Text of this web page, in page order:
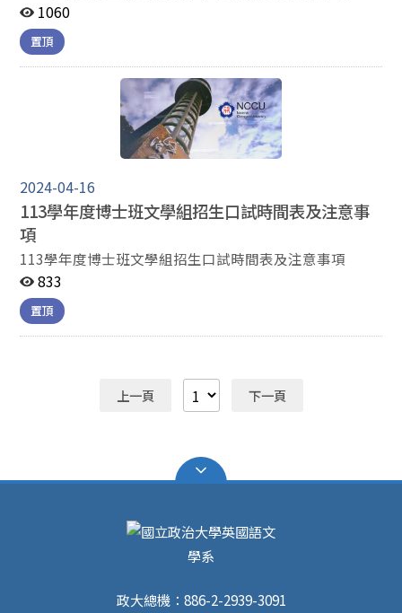
1060
置頂
2024-04-16
113學年度博士班文學組招生口試時間表及注意事
項
113學年度博士班文學組招生口試時間表及注意事項
833
置頂
上一頁 下一頁
政大總機：886-2-2939-3091